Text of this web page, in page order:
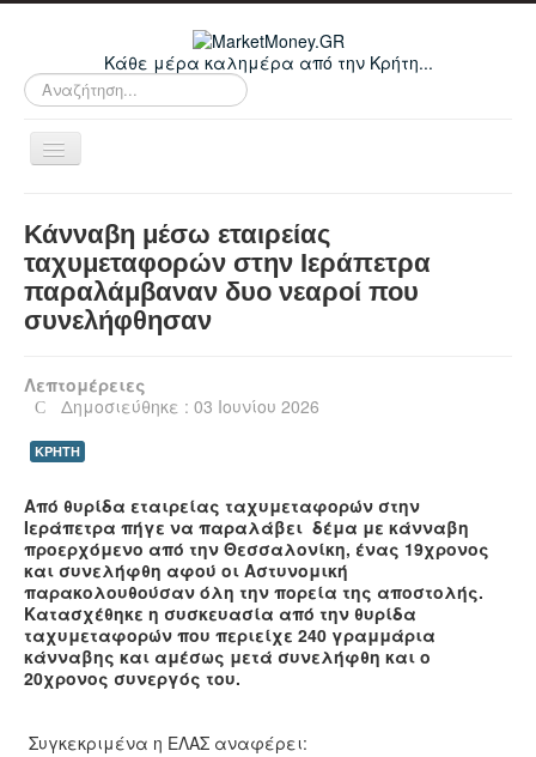
Κάθε μέρα καλημέρα από την Κρήτη...
Αναζήτηση...
Εναλλαγή
Οικονομικά
Κρήτη
Ελλάδα
Κόσμος
Απόψεις
Τεχνολογία
Υγεία
Πολιτισμός
Αθλητικά
Βίντεο
Κάνναβη μέσω εταιρείας
ταχυμεταφορών στην Ιεράπετρα
παραλάμβαναν δυο νεαροί που
συνελήφθησαν
Λεπτομέρειες
Δημοσιεύθηκε : 03 Ιουνίου 2026
ΚΡΗΤΗ
Από θυρίδα εταιρείας ταχυμεταφορών στην
Ιεράπετρα πήγε να παραλάβει δέμα με κάνναβη
προερχόμενο από την Θεσσαλονίκη, ένας 19χρονος
και συνελήφθη αφού οι Αστυνομική
παρακολουθούσαν όλη την πορεία της αποστολής.
Κατασχέθηκε η συσκευασία από την θυρίδα
ταχυμεταφορών που περιείχε 240 γραμμάρια
κάνναβης και αμέσως μετά συνελήφθη και ο
20χρονος συνεργός του.
Συγκεκριμένα η ΕΛΑΣ αναφέρει: